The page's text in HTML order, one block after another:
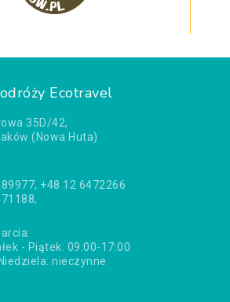
Ecotravel
35D/42,
(Nowa Huta)
+48 12 6472266
- Piątek: 09:00-17:00
nieczynne